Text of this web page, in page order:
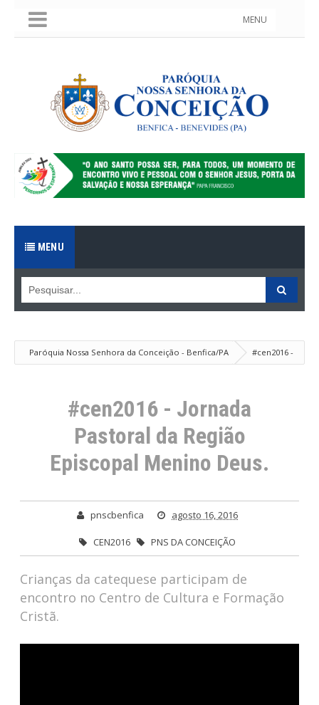
MENU
MENU
Paróquia Nossa Senhora da Conceição - Benfica/PA
#cen2016 -
Jornada Pastoral da Região Episcopal Menino Deus.
#cen2016 - Jornada
Pastoral da Região
Episcopal Menino Deus.
pnscbenfica agosto 16, 2016
CEN2016 PNS DA CONCEIÇÃO
Crianças da catequese participam de
encontro no Centro de Cultura e Formação
Cristã.